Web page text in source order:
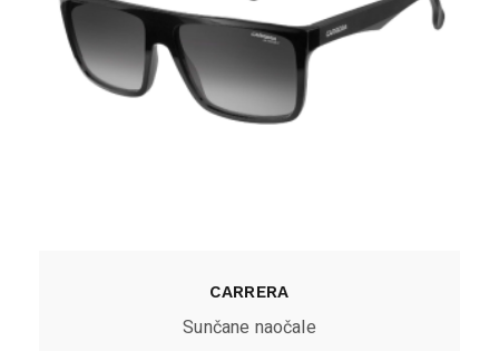
CARRERA
Sunčane naočale